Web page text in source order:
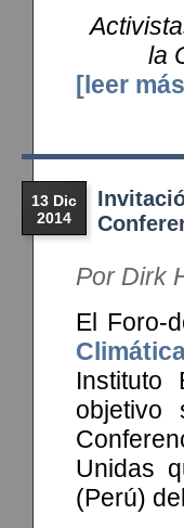
la
[leer
13 Dic
2014
Por Dirk
El Foro-
Instituto
objetivo
Unidas
(Perú)